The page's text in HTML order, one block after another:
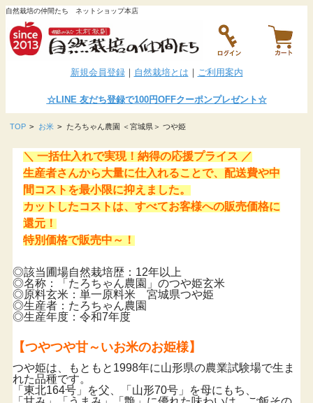
自然栽培の仲間たち ネットショップ本店
新規会員登録｜ 自然栽培とは ｜ ご利用案内
☆LINE友だち登録で100円OFFクーポンプレゼント☆
TOP > お米 > たろちゃん農園 ＜宮城県＞ つや姫
＼ 一括仕入れで実現！納得の応援プライス ／
生産者さんから大量に仕入れることで、配送費や中
間コストを最小限に抑えました。
カットしたコストは、すべてお客様への販売価格に
還元！
特別価格で販売中～！
◎該当圃場自然栽培歴：12年以上
◎名称：「たろちゃん農園」のつや姫玄米
◎原料玄米：単一原料米 宮城県つや姫
◎生産者：たろちゃん農園
◎生産年度：令和7年度
【つやつや甘～いお米のお姫様】
つや姫は、もともと1998年に山形県の農業試験場で生ま
れた品種です。
「東北164号」を父、「山形70号」を母にもち、